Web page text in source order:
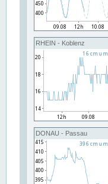
RHEIN - Koblenz
DONAU - Passau